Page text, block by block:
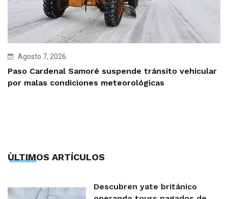
Agosto 7, 2026
Paso Cardenal Samoré suspende tránsito vehicular
por malas condiciones meteorológicas
ÙLTIMOS ARTÍCULOS
Descubren yate británico